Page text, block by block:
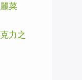
菜
力之